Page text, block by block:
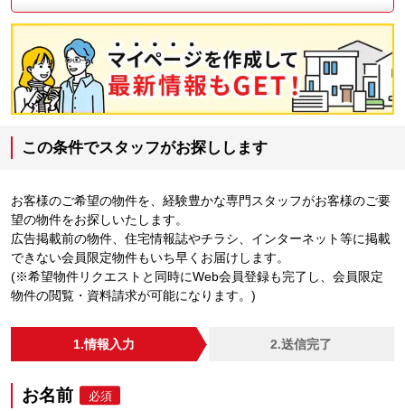
この条件でスタッフがお探しします
お客様のご希望の物件を、経験豊かな専門スタッフがお客様のご要
望の物件をお探しいたします。
広告掲載前の物件、住宅情報誌やチラシ、インターネット等に掲載
できない会員限定物件もいち早くお届けします。
(※希望物件リクエストと同時にWeb会員登録も完了し、会員限定
物件の閲覧・資料請求が可能になります。)
1.情報入力 2.送信完了
お名前 必須